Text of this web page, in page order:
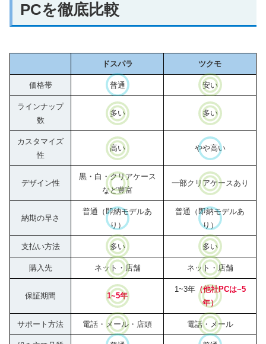
PCを徹底比較
ドスパラ ツクモ
価格帯 普通 安い
ラインナップ
数
多い 多い
カスタマイズ
性
高い やや高い
デザイン性
黒・白・クリアケース
など豊富
一部クリアケースあり
納期の早さ
普通（即納モデルあ
り）
普通（即納モデルあ
り）
支払い方法 多い 多い
購入先 ネット・店舗 ネット・店舗
保証期間 1~5年
1~3年（他社PCは~5
年）
サポート方法 電話・メール・店頭 電話・メール